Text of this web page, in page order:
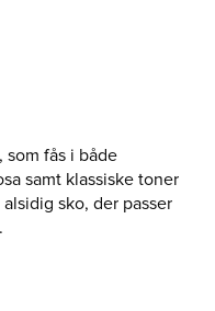
som fås i både
samt klassiske toner
sko, der passer